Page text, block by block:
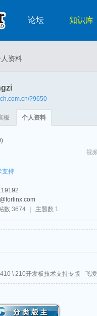
论坛 知识库
资料
?9650
板 个人资料
视
支持
数 3674 主题数 1
\ 210开发板技术支持专版
飞